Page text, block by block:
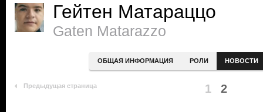
Гейтен Матараццо
Gaten Matarazzo
ОБЩАЯ ИНФОРМАЦИЯ РОЛИ НОВОСТИ
Предыдущая страница 1 2